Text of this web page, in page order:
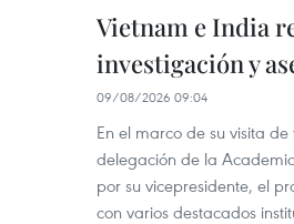
Vietnam e India
investigación y
09/08/2026 09:04
En el marco de su visita
delegación de la
por su vicepresidente, el
con varios destacados